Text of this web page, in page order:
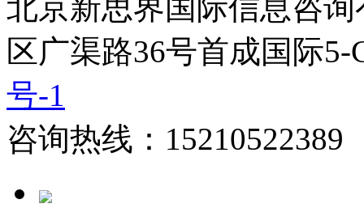
北京新思界国际信息咨
区广渠路36号首成国际
号-1
咨询热线：